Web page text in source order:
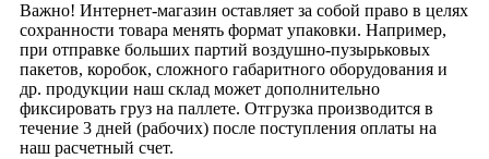
Важно! Интернет-магазин оставляет за собой право в целях
сохранности товара менять формат упаковки. Например,
при отправке больших партий воздушно-пузырьковых
пакетов, коробок, сложного габаритного оборудования и
др. продукции наш склад может дополнительно
фиксировать груз на паллете. Отгрузка производится в
течение 3 дней (рабочих) после поступления оплаты на
наш расчетный счет.